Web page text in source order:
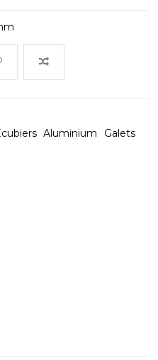
Aluminium
Galets